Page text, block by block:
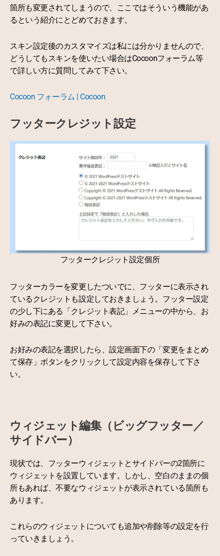
箇所も変更されてしまうので、ここではそういう機能があ
るという紹介にとどめておきます。
スキン設定後のカスタマイズは私には分かりませんので、
どうしてもスキンを使いたい場合はCocoonフォーラム等
で詳しい方に質問してみて下さい。
Cocoon フォーラム | Cocoon
フッタークレジット設定
フッタークレジット設定個所
フッターカラーを変更したついでに、フッターに表示され
ているクレジットも設定しておきましょう。フッター設定
の少し下にある「クレジット表記」メニューの中から、お
好みの表記に変更して下さい。
お好みの表記を選択したら、設定画面下の「変更をまとめ
て保存」ボタンをクリックして設定内容を保存して下さ
い。
ウィジェット編集（ビッグフッター／
サイドバー）
現状では、フッターウィジェットとサイドバーの2箇所に
ウィジェットを設置しています。しかし、空白のままの個
所もあれば、不要なウィジェットが表示されている箇所も
あります。
これらのウィジェットについても追加や削除等の設定を行
っていきましょう。